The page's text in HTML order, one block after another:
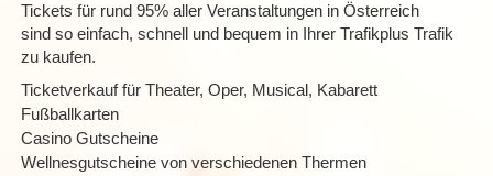
Tickets für rund 95% aller Veranstaltungen in Österreich
sind so einfach, schnell und bequem in Ihrer Trafikplus Trafik
zu kaufen.
Ticketverkauf für Theater, Oper, Musical, Kabarett
Fußballkarten
Casino Gutscheine
Wellnesgutscheine von verschiedenen Thermen